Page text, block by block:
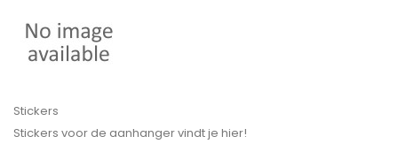
Stickers
Stickers voor de aanhanger vindt je hier!